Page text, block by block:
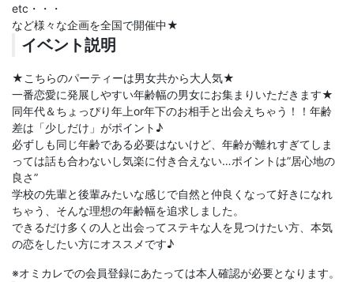
etc・・・
など様々な企画を全国で開催中★
イベント説明
★こちらのパーティーは男女共から大人気★
一番恋愛に発展しやすい年齢幅の男女にお集まりいただきます★
同年代＆ちょっぴり年上or年下のお相手と出会えちゃう！！年齢
差は「少しだけ」がポイント♪
必ずしも同じ年齢である必要はないけど、年齢が離れすぎてしま
っては話も合わないし気楽に付き合えない…ポイントは”居心地の
良さ”
学校の先輩と後輩みたいな感じで自然と仲良くなって好きになれ
ちゃう、そんな理想の年齢幅を追求しました。
できるだけ多くの人と出会ってステキな人を見つけたい方、本気
の恋をしたい方にオススメです♪
※オミカレでの会員登録にあたっては本人確認が必要となります。